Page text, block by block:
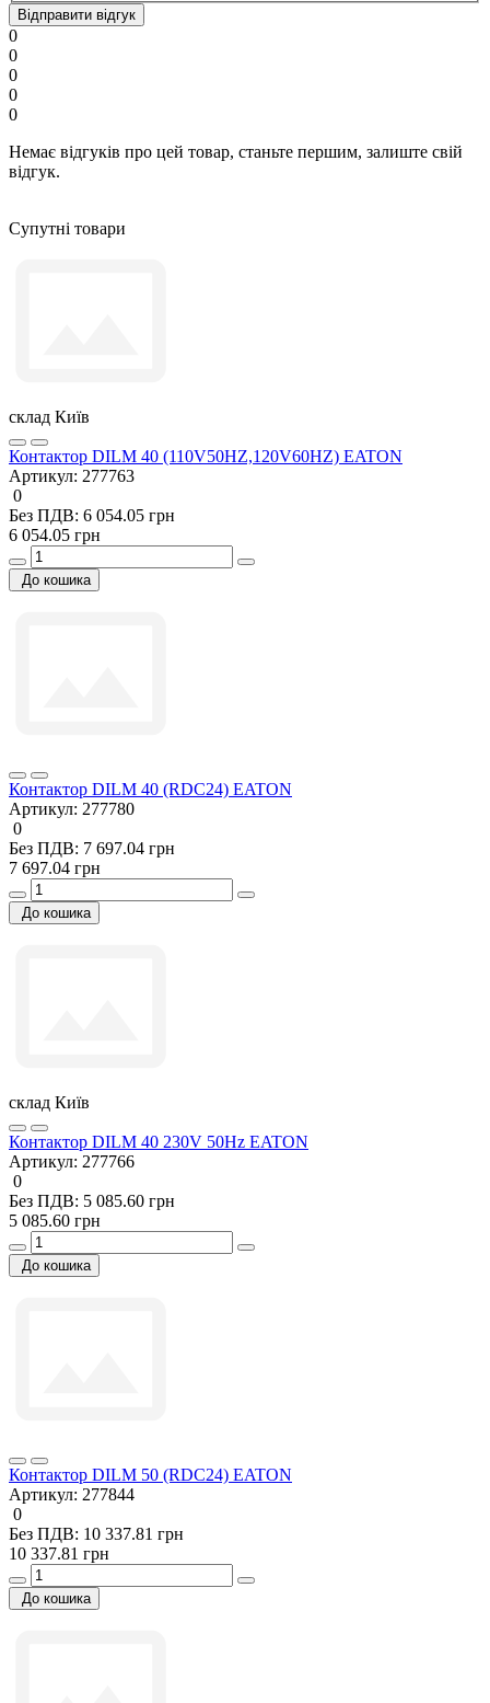
Відправити відгук
0
0
0
0
0
Немає відгуків про цей товар, станьте першим, залиште свій
відгук.
Супутні товари
склад Київ
Контактор DILM 40 (110V50HZ,120V60HZ) EATON
Артикул: 277763
0
Без ПДВ: 6 054.05 грн
6 054.05 грн
До кошика
Контактор DILM 40 (RDC24) EATON
Артикул: 277780
0
Без ПДВ: 7 697.04 грн
7 697.04 грн
До кошика
склад Київ
Контактор DILM 40 230V 50Hz EATON
Артикул: 277766
0
Без ПДВ: 5 085.60 грн
5 085.60 грн
До кошика
Контактор DILM 50 (RDC24) EATON
Артикул: 277844
0
Без ПДВ: 10 337.81 грн
10 337.81 грн
До кошика